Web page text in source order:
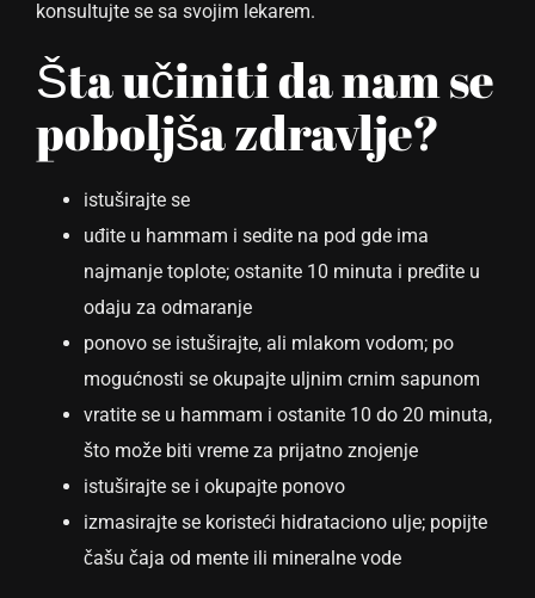
konsultujte se sa svojim lekarem.
Šta učiniti da nam se
poboljša zdravlje?
istuširajte se
uđite u hammam i sedite na pod gde ima
najmanje toplote; ostanite 10 minuta i pređite u
odaju za odmaranje
ponovo se istuširajte, ali mlakom vodom; po
mogućnosti se okupajte uljnim crnim sapunom
vratite se u hammam i ostanite 10 do 20 minuta,
što može biti vreme za prijatno znojenje
istuširajte se i okupajte ponovo
izmasirajte se koristeći hidrataciono ulje; popijte
čašu čaja od mente ili mineralne vode